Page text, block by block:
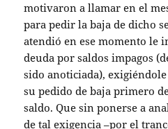
motivaron a llamar en el
para pedir la baja de dicho
atendió en ese momento le
deuda por saldos impagos
sido anoticiada),
su pedido de baja primero
saldo. Que sin ponerse a
de tal exigencia –por el